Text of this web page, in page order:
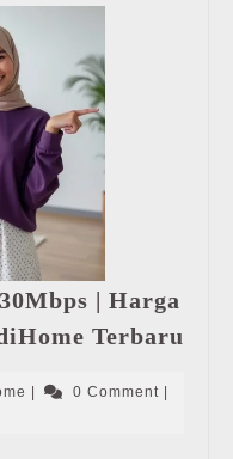
| Harga
Terbaru
IndiHome0 Comment